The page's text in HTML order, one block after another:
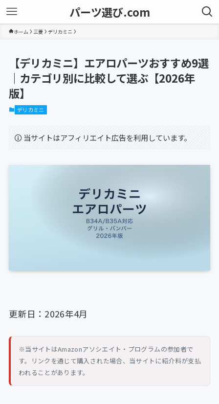
パーツ選び.com
ホーム 三菱 デリカミニ
【デリカミニ】エアロパーツおすすめ9選
｜カテゴリ別に比較して選ぶ【2026年
版】
デリカミニ
当サイトはアフィリエイト広告を利用しています。
更新日：2026年4月
※当サイトはAmazonアソシエイト・プログラムの参加者で
す。リンクを通じて購入された場合、当サイトに紹介料が支払
われることがあります。